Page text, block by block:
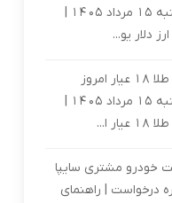
پنجشنبه 15 مرداد 1405 |
دلار یو...
قیمت طلا 18 عیار امروز
پنجشنبه 15 مرداد 1405 |
ا...
خودرو مشتری سایپا
درخواست | راهنمای